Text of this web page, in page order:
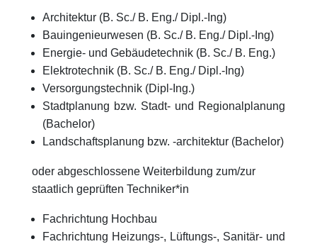
Architektur (B. Sc./ B. Eng./ Dipl.-Ing)
Bauingenieurwesen (B. Sc./ B. Eng./ Dipl.-Ing)
Energie- und Gebäudetechnik (B. Sc./ B. Eng.)
Elektrotechnik (B. Sc./ B. Eng./ Dipl.-Ing)
Versorgungstechnik (Dipl-Ing.)
Stadtplanung bzw. Stadt- und Regionalplanung
(Bachelor)
Landschaftsplanung bzw. -architektur (Bachelor)
oder abgeschlossene Weiterbildung zum/zur
staatlich geprüften Techniker*in
Fachrichtung Hochbau
Fachrichtung Heizungs-, Lüftungs-, Sanitär- und